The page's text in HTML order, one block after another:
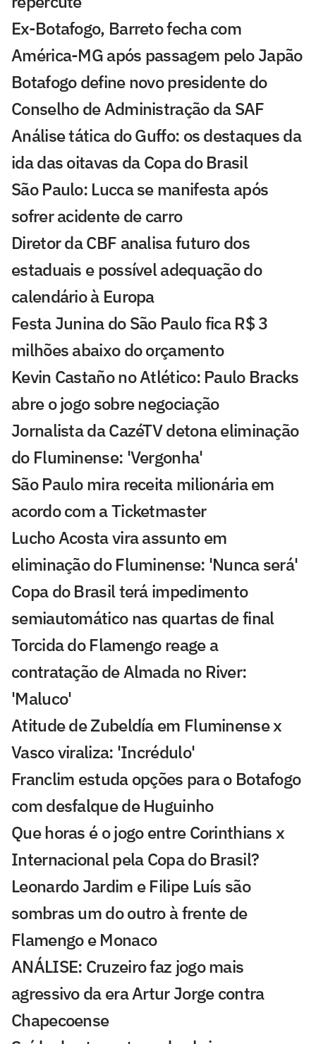
Ex-Botafogo, Barreto fecha com
América-MG após passagem pelo Japão
Botafogo define novo presidente do
Conselho de Administração da SAF
Análise tática do Guffo: os destaques da
ida das oitavas da Copa do Brasil
São Paulo: Lucca se manifesta após
sofrer acidente de carro
Diretor da CBF analisa futuro dos
estaduais e possível adequação do
calendário à Europa
Festa Junina do São Paulo fica R$ 3
milhões abaixo do orçamento
Kevin Castaño no Atlético: Paulo Bracks
abre o jogo sobre negociação
Jornalista da CazéTV detona eliminação
do Fluminense: 'Vergonha'
São Paulo mira receita milionária em
acordo com a Ticketmaster
Lucho Acosta vira assunto em
eliminação do Fluminense: 'Nunca será'
Copa do Brasil terá impedimento
semiautomático nas quartas de final
Torcida do Flamengo reage a
contratação de Almada no River:
'Maluco'
Atitude de Zubeldía em Fluminense x
Vasco viraliza: 'Incrédulo'
Franclim estuda opções para o Botafogo
com desfalque de Huguinho
Que horas é o jogo entre Corinthians x
Internacional pela Copa do Brasil?
Leonardo Jardim e Filipe Luís são
sombras um do outro à frente de
Flamengo e Monaco
ANÁLISE: Cruzeiro faz jogo mais
agressivo da era Artur Jorge contra
Chapecoense